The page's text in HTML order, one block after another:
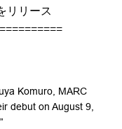
リリース
Komuro, MARC
debut on August 9,